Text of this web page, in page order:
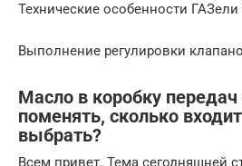
Технические особенности ГАЗели
Выполнение регулировки
Масло в коробку
поменять, сколько
выбрать?
Всем привет. Тема сегодняшней